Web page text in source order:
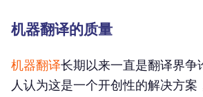
机器翻译的质量
机器翻译长期以来一直是翻译界争
人认为这是一个开创性的解决方案